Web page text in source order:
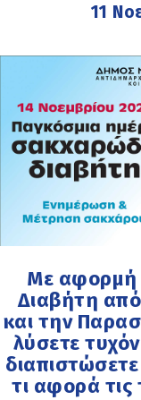
11
Με αφορμή
Διαβήτη
και την
λύσετε
τι αφορά τις